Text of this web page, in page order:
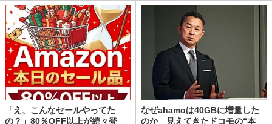
「え、こんなセールやってた
の？」80％OFF以上が続々登
なぜahamoは40GBに増量した
のか 見えてきたドコモの“本